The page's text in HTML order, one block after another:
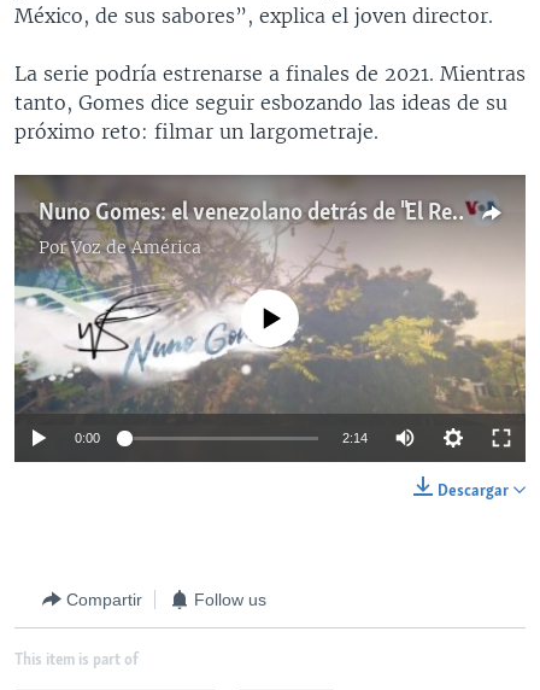
México, de sus sabores”, explica el joven director.
La serie podría estrenarse a finales de 2021. Mientras
tanto, Gomes dice seguir esbozando las ideas de su
próximo reto: filmar un largometraje.
Nuno Gomes: el venezolano detrás de "El Repatriado" de Disney Plus
PorVoz de América
No media source currently available
0:00 2:14
Descargar
Compartir Follow us
This item is part of